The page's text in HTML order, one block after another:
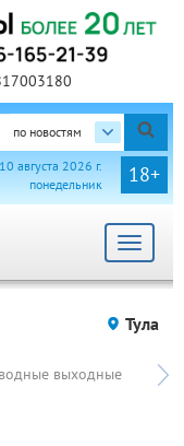
по новостям
18+
10 августа 2026 г.
понедельник
Toggle
Тула
выходные